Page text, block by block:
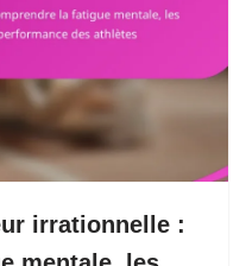
irrationnelle :